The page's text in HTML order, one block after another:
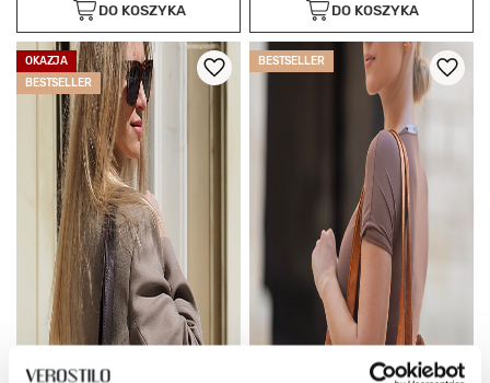
DO KOSZYKA DO KOSZYKA
OKAZJA
BESTSELLER
BESTSELLER